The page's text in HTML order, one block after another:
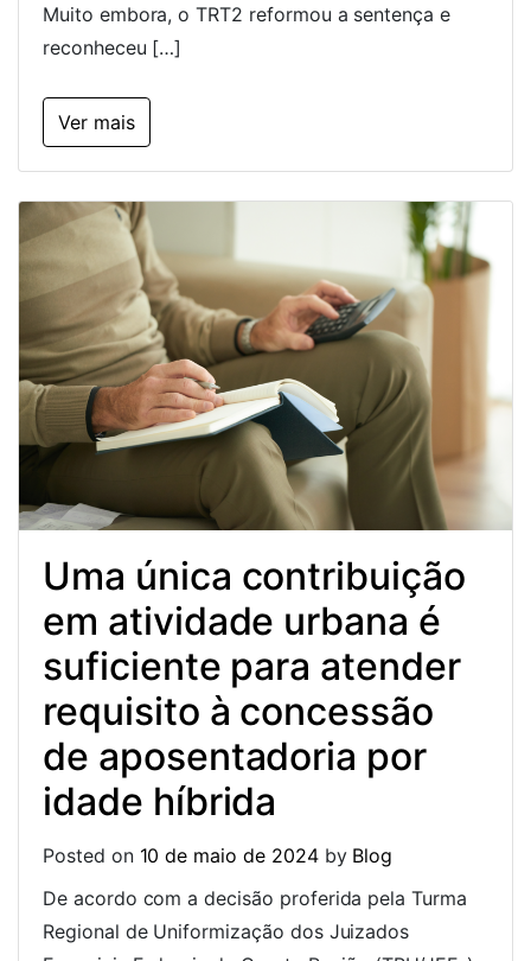
Muito embora, o TRT2 reformou a sentença e
reconheceu […]
Ver mais
Uma única contribuição
em atividade urbana é
suficiente para atender
requisito à concessão
de aposentadoria por
idade híbrida
Posted on 10 de maio de 2024 by Blog
De acordo com a decisão proferida pela Turma
Regional de Uniformização dos Juizados